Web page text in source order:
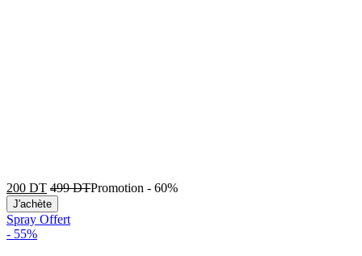
200 DT 499DTPromotion - 60%
J'achète
Spray Offert
- 55%